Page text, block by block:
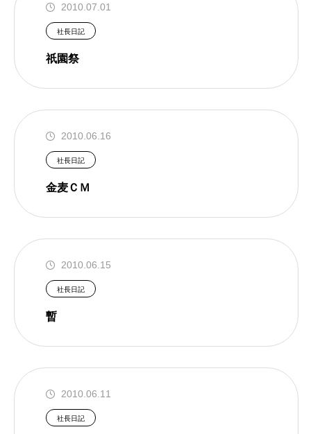
2010.07.01
社長日記
祇園祭
2010.06.16
社長日記
金麦ＣＭ
2010.06.15
社長日記
暫
2010.06.11
社長日記